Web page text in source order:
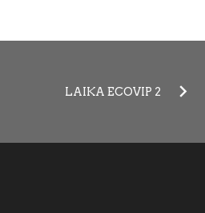
LAIKA ECOVIP 2